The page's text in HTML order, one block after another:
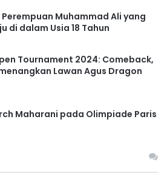
Muhammad Ali yang
di dalam Usia 18 Tahun
Tournament 2024: Comeback,
Lawan Agus Dragon
Maharani pada Olimpiade Paris